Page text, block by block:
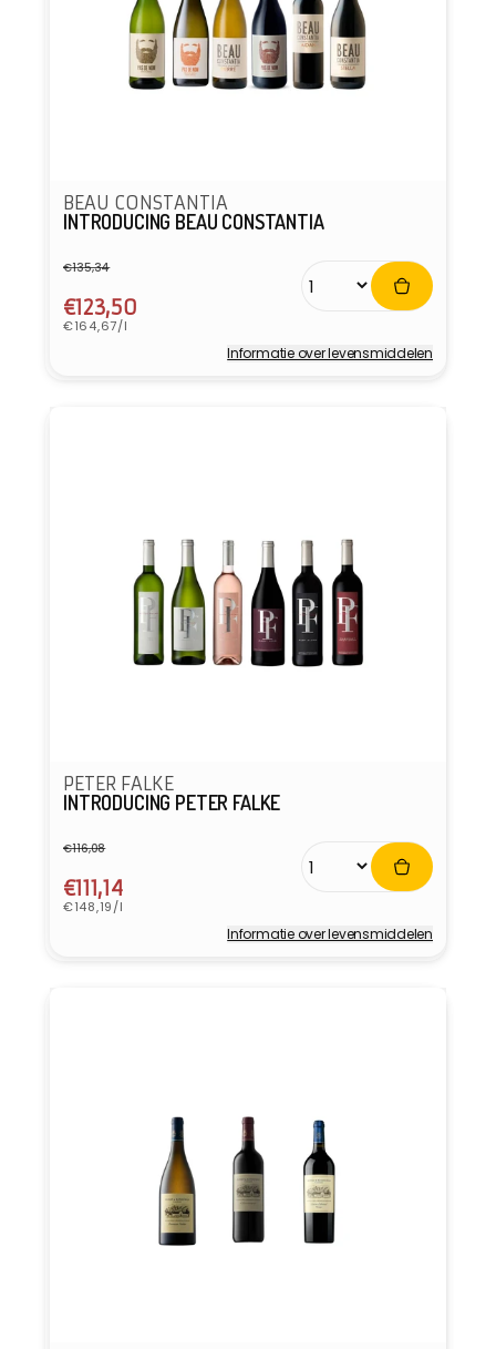
BEAU CONSTANTIA
INTRODUCING BEAU CONSTANTIA
Normale
prijs
€135,34
Aanbiedingsprijs
€123,50
Eenheidsprijs
€164,67/l
Informatie over levensmiddelen
PETER FALKE
INTRODUCING PETER FALKE
Normale
prijs
€116,08
Aanbiedingsprijs
€111,14
Eenheidsprijs
€148,19/l
Informatie over levensmiddelen